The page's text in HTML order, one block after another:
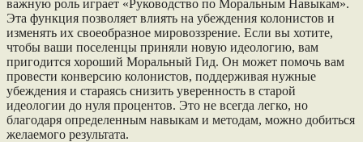
важную роль играет «Руководство по Моральным Навыкам».
Эта функция позволяет влиять на убеждения колонистов и
изменять их своеобразное мировоззрение. Если вы хотите,
чтобы ваши поселенцы приняли новую идеологию, вам
пригодится хороший Моральный Гид. Он может помочь вам
провести конверсию колонистов, поддерживая нужные
убеждения и стараясь снизить уверенность в старой
идеологии до нуля процентов. Это не всегда легко, но
благодаря определенным навыкам и методам, можно добиться
желаемого результата.